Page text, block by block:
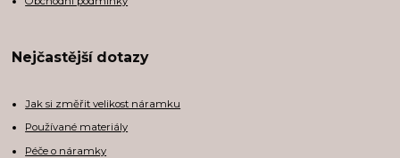
Nejčastější dotazy
Jak si změřit velikost náramku
Používané materiály
Péče o náramky